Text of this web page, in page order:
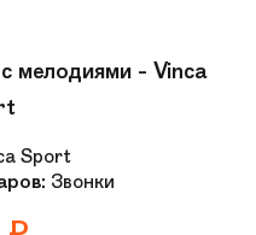
мелодиями - Vinca
Sport
Звонки